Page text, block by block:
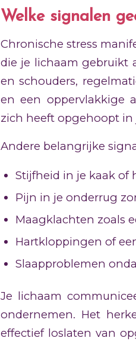
Welke signalen
Chronische stress
die je lichaam gebruikt
en schouders,
en een oppervlakkige
zich heeft opgehoopt in
Andere belangrijke
Stijfheid in je kaak of
Pijn in je onderrug
Maagklachten zoals
Hartkloppingen of
Slaapproblemen
Je lichaam
ondernemen. Het
effectief loslaten van